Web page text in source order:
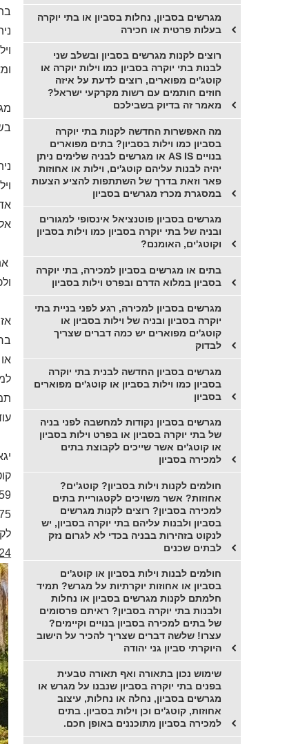
מגרשים בסביון, נחלות בסביון או בתי יוקרה
בעלות פרטית או חכירה
רוצים לקנות מגרשים בסביון ובשלב שני
לבנות בתי יוקרה בסביון כמו וילות יוקרה או
קוטג'ים מפוארים, רוצים לדעת על איזה
חוזים חותמים עם רשות מקרקעי ישראל?
מאמר זה בדיוק בשבילכם
מה האפשרות החדשה לקנות בתי יוקרה
בסביון כמו וילות בסביון? בתים מפוארים
בנויים AS IS או מגרשים לבניה שלימים ניתן
יהיה לבנות עליהם קוטג'ים, וילות או אחוזות
פאר וזאת בדרך של השתתפות להציע הצעות
במסגרת מכרז מגרשים בסביון
מגרשים בסביון פוטנציאל אינסופי למגורים
ובניה של בתי יוקרה בסביון כמו וילות בסביון
וקוטג'ים, האומנם?
בתים או מגרשים בסביון למכירה, בתי יוקרה
בסביון במלוא הדרם ובפרט וילות בסביון
מגרשים בסביון למכירה, רגע לפני בניית בתי
יוקרה בסביון ובניה של וילות בסביון או
קוטג'ים מפוארים יש כמה דברים שצריך
לבדוק
מגרשים בסביון החדשה לבנית בתי יוקרה
בסביון כמו וילות בסביון או קוטג'ים מפוארים
בסביון
מגרשים בסביון נקודות למחשבה לפני בניה
של בתי יוקרה בסביון או בפרט וילות בסביון
או קוטג'ים אשר שייכים לקבוצת בתים
למכירה בסביון
חולמים לקנות וילות בסביון? קוטג'ים?
אחוזות? אשר משויכים לקטגוריית בתים
למכירה בסביון? רוצים לקנות מגרשים
בסביון ולבנות עליהם בתי יוקרה בסביון, יש
לנקוט בזהירות בבניה בכדי לא לגרום נזק
לבתים שכנים
חולמים לבנות וילות בסביון או קוטג'ים
בסביון או אחוזות יוקרתיות על מגרש? תמיד
חלמתם לקנות מגרשים בסביון או נחלות
ולבנות בתי יוקרה בסביון? ראיתם פרסומים
של בתים למכירה בסביון בנויים וקיימים?
עצרו! שלשה דברים שצריך להכיר על הישוב
היוקרתי סביון גני יהודה
שימוש נכון בתאורה ואף תאורה טבעית
בפנים בתי יוקרה בסביון שנבנו על מגרש או
מגרשים בסביון, נחלה או נחלות, עיצוב
אחוזות, קוטג'ים וכן וילות בסביון. בתים
למכירה בסביון מתוכננים באופן חכם.